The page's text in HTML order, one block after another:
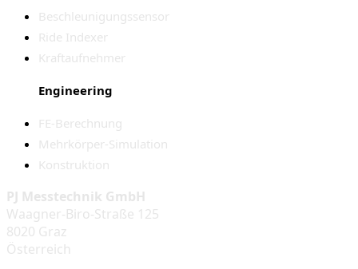
Beschleunigungssensor
Ride Indexer
Kraftaufnehmer
Engineering
FE-Berechnung
Mehrkörper-Simulation
Konstruktion
PJ Messtechnik GmbH
Waagner-Biro-Straße 125
8020 Graz
Österreich